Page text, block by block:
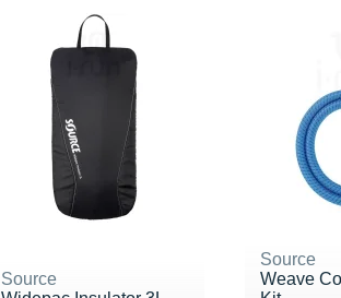
Source
Source
Weave